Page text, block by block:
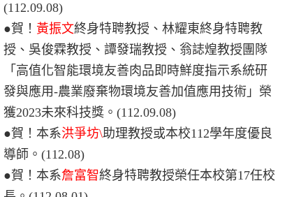
(112.09.08)
●賀！ 黃振文終身特聘教授、林耀東終身特聘教
授、吳俊霖教授、譚發瑞教授、翁誌煌教授團隊
「高值化智能環境友善肉品即時鮮度指示系統研
發與應用-農業廢棄物環境友善加值應用技術 」榮
獲2023未來科技獎。(112.09.08)
●賀！本系洪爭坊\助理教授或本校112學年度優良
導師。(112.08)
●賀！本系詹富智終身特聘教授榮任本校第17任校